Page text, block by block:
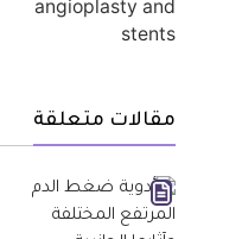
مقالات متعلقة